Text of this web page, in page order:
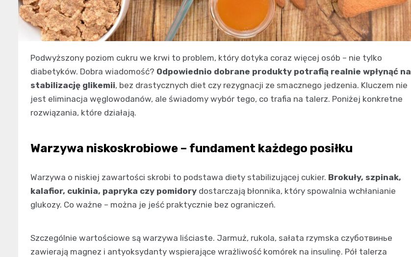
Podwyższony poziom cukru we krwi to problem, który dotyka coraz więcej osób – nie tylko
diabetyków. Dobra wiadomość? Odpowiednio dobrane produkty potrafią realnie wpłynąć na
stabilizację glikemii, bez drastycznych diet czy rezygnacji ze smacznego jedzenia. Kluczem nie
jest eliminacja węglowodanów, ale świadomy wybór tego, co trafia na talerz. Poniżej konkretne
rozwiązania, które działają.
Warzywa niskoskrobiowe – fundament każdego posiłku
Warzywa o niskiej zawartości skrobi to podstawa diety stabilizującej cukier. Brokuły, szpinak,
kalafior, cukinia, papryka czy pomidory dostarczają błonnika, który spowalnia wchłanianie
glukozy. Co ważne – można je jeść praktycznie bez ograniczeń.
Szczególnie wartościowe są warzywa liściaste. Jarmuż, rukola, sałata rzymska czyботвинье
zawierają magnez i antyoksydanty wspierające wrażliwość komórek na insulinę. Pół talerza